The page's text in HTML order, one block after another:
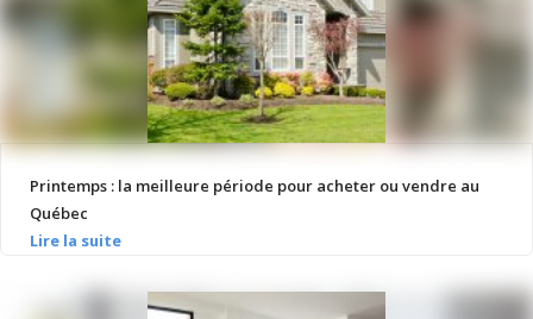
Printemps : la meilleure période pour acheter ou vendre au
Québec